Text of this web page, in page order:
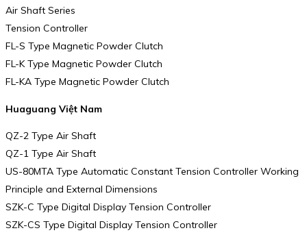
Air Shaft Series
Tension Controller
FL-S Type Magnetic Powder Clutch
FL-K Type Magnetic Powder Clutch
FL-KA Type Magnetic Powder Clutch
Huaguang Việt Nam
QZ-2 Type Air Shaft
QZ-1 Type Air Shaft
US-80MTA Type Automatic Constant Tension Controller Working
Principle and External Dimensions
SZK-C Type Digital Display Tension Controller
SZK-CS Type Digital Display Tension Controller